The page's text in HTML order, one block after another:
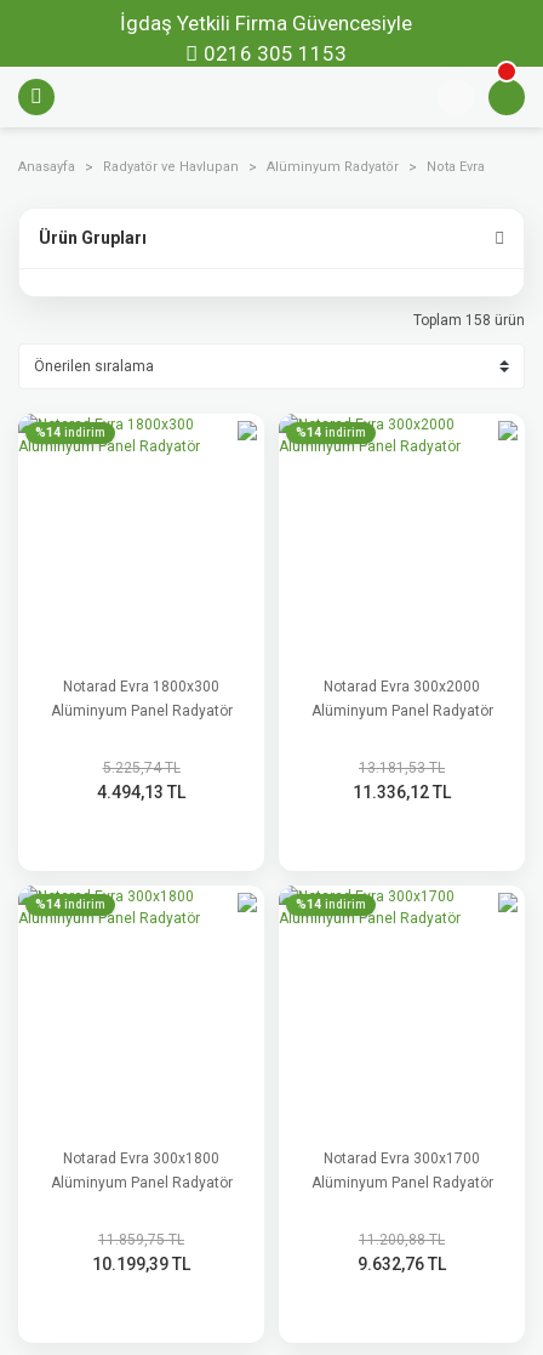
İgdaş Yetkili Firma Güvencesiyle
0216 305 1153
Anasayfa Radyatör ve Havlupan Alüminyum Radyatör Nota Evra
Ürün Grupları
Toplam 158 ürün
%14 indirim
Notarad Evra 1800x300
Alüminyum Panel Radyatör
5.225,74 TL
4.494,13 TL
%14 indirim
Notarad Evra 300x2000
Alüminyum Panel Radyatör
13.181,53 TL
11.336,12 TL
%14 indirim
Notarad Evra 300x1800
Alüminyum Panel Radyatör
11.859,75 TL
10.199,39 TL
%14 indirim
Notarad Evra 300x1700
Alüminyum Panel Radyatör
11.200,88 TL
9.632,76 TL